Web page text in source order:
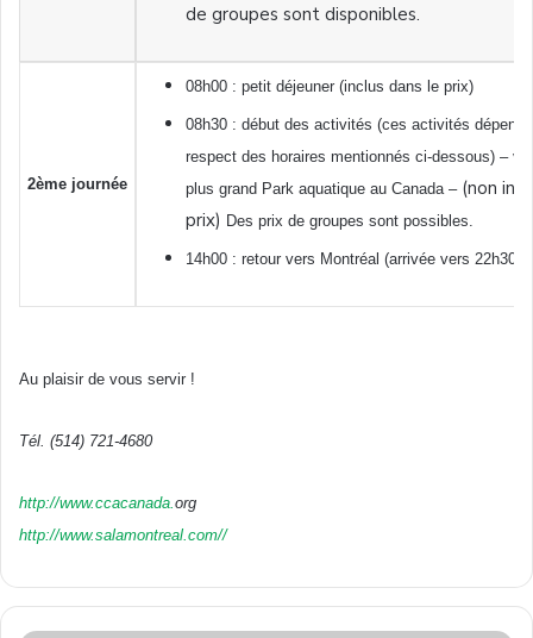
de groupes sont disponibles.
2ème journée
08h00 : petit déjeuner (inclus dans le prix)
08h30 : début des activités (ces activités
respect des horaires mentionnés ci-dessous) –
plus grand Park aquatique au Canada – (non
prix) Des prix de groupes sont possibles.
14h00 : retour vers Montréal (arrivée vers 22h30)
Au plaisir de vous servir !
Tél. (514) 721-4680
http://www.ccacanada.org
http://www.salamontreal.com//